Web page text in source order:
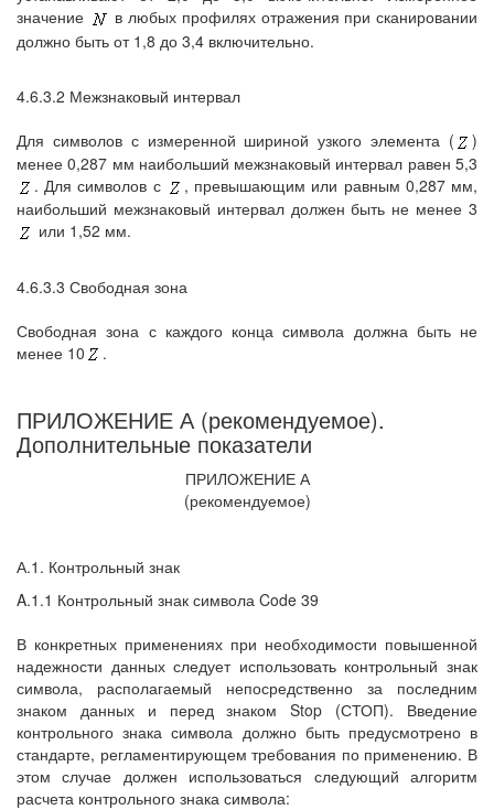
значение
в любых профилях отражения при сканировании
должно быть от 1,8 до 3,4 включительно.
4.6.3.2 Межзнаковый интервал
Для символов с измеренной шириной узкого элемента (
)
менее 0,287 мм наибольший межзнаковый интервал равен 5,3
. Для символов с
, превышающим или равным 0,287 мм,
наибольший межзнаковый интервал должен быть не менее 3
или 1,52 мм.
4.6.3.3 Свободная зона
Свободная зона с каждого конца символа должна быть не
менее 10
.
ПРИЛОЖЕНИЕ А (рекомендуемое).
Дополнительные показатели
ПРИЛОЖЕНИЕ А
(рекомендуемое)
А.1. Контрольный знак
A.1.1 Контрольный знак символа Code 39
В конкретных применениях при необходимости повышенной
надежности данных следует использовать контрольный знак
символа, располагаемый непосредственно за последним
знаком данных и перед знаком Stop (СТОП). Введение
контрольного знака символа должно быть предусмотрено в
стандарте, регламентирующем требования по применению. В
этом случае должен использоваться следующий алгоритм
расчета контрольного знака символа: